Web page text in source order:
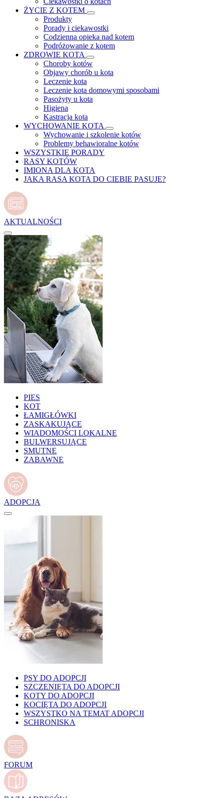
ŻYCIE Z KOTEM
Produkty
Porady i ciekawostki
Codzienna opieka nad kotem
Podróżowanie z kotem
ZDROWIE KOTA
Choroby kotów
Objawy chorób u kota
Leczenie kota
Leczenie kota domowymi sposobami
Pasożyty u kota
Higiena
Kastracja kota
WYCHOWANIE KOTA
Wychowanie i szkolenie kotów
Problemy behawioralne kotów
WSZYSTKIE PORADY
RASY KOTÓW
IMIONA DLA KOTA
JAKA RASA KOTA DO CIEBIE PASUJE?
AKTUALNOŚCI
PIES
KOT
ŁAMIGŁÓWKI
ZASKAKUJĄCE
WIADOMOŚCI LOKALNE
BULWERSUJĄCE
SMUTNE
ZABAWNE
ADOPCJA
PSY DO ADOPCJI
SZCZENIĘTA DO ADOPCJI
KOTY DO ADOPCJI
KOCIĘTA DO ADOPCJI
WSZYSTKO NA TEMAT ADOPCJI
SCHRONISKA
FORUM